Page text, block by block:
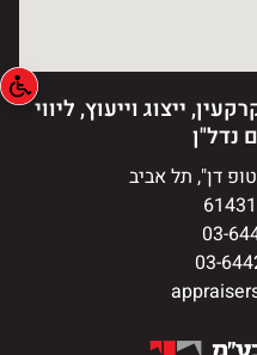
ייצוג וייעוץ, ליווי
נדל"ן